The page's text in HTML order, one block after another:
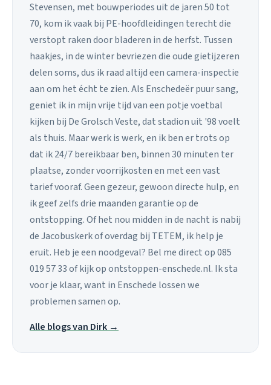
Stevensen, met bouwperiodes uit de jaren 50 tot
70, kom ik vaak bij PE-hoofdleidingen terecht die
verstopt raken door bladeren in de herfst. Tussen
haakjes, in de winter bevriezen die oude gietijzeren
delen soms, dus ik raad altijd een camera-inspectie
aan om het écht te zien. Als Enschedeër puur sang,
geniet ik in mijn vrije tijd van een potje voetbal
kijken bij De Grolsch Veste, dat stadion uit '98 voelt
als thuis. Maar werk is werk, en ik ben er trots op
dat ik 24/7 bereikbaar ben, binnen 30 minuten ter
plaatse, zonder voorrijkosten en met een vast
tarief vooraf. Geen gezeur, gewoon directe hulp, en
ik geef zelfs drie maanden garantie op de
ontstopping. Of het nou midden in de nacht is nabij
de Jacobuskerk of overdag bij TETEM, ik help je
eruit. Heb je een noodgeval? Bel me direct op 085
019 57 33 of kijk op ontstoppen-enschede.nl. Ik sta
voor je klaar, want in Enschede lossen we
problemen samen op.
Alle blogs van Dirk →